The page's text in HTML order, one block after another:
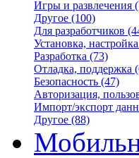
Игры и развлечения
Другое (100)
Для разработчиков
Установка,
Разработка (73)
Отладка, поддержка
Безопасность (47)
Авторизация,
Импорт/экспорт
Другое (88)